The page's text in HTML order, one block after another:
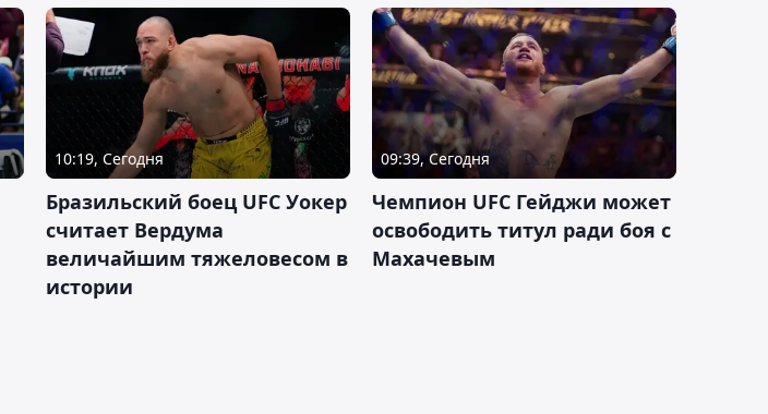
10:19, Сегодня
Бразильский боец UFC Уокер
считает Вердума
величайшим тяжеловесом в
истории
09:39, Сегодня
Чемпион UFC Гейджи может
освободить титул ради боя с
Махачевым